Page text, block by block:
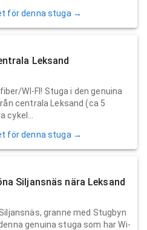
för denna stuga →
Leksand
WI-FI! Stuga i den genuina
centrala Leksand (ca 5
cykel...
för denna stuga →
Siljansnäs nära Leksand
granne med Stugbyn
genuina stuga som har Wi-